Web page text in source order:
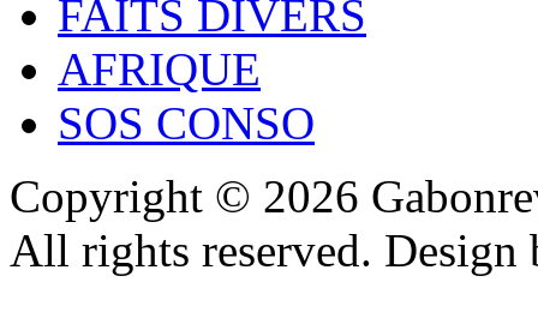
FAITS DIVERS
AFRIQUE
SOS CONSO
Copyright © 2026
All rights reserved.